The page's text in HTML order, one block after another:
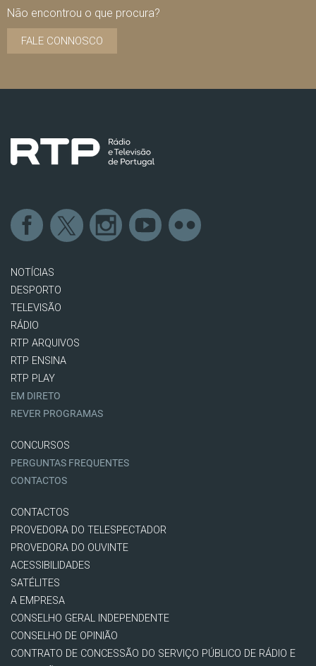
Não encontrou o que procura?
FALE CONNOSCO
NOTÍCIAS
DESPORTO
TELEVISÃO
RÁDIO
RTP ARQUIVOS
RTP ENSINA
RTP PLAY
EM DIRETO
REVER PROGRAMAS
CONCURSOS
PERGUNTAS FREQUENTES
CONTACTOS
CONTACTOS
PROVEDORA DO TELESPECTADOR
PROVEDORA DO OUVINTE
ACESSIBILIDADES
SATÉLITES
A EMPRESA
CONSELHO GERAL INDEPENDENTE
CONSELHO DE OPINIÃO
CONTRATO DE CONCESSÃO DO SERVIÇO PÚBLICO DE RÁDIO E